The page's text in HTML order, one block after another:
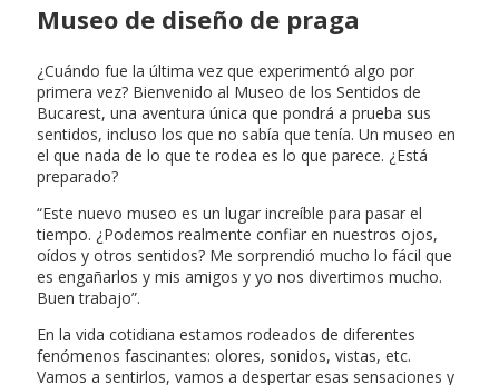
Museo de diseño de praga
¿Cuándo fue la última vez que experimentó algo por
primera vez? Bienvenido al Museo de los Sentidos de
Bucarest, una aventura única que pondrá a prueba sus
sentidos, incluso los que no sabía que tenía. Un museo en
el que nada de lo que te rodea es lo que parece. ¿Está
preparado?
“Este nuevo museo es un lugar increíble para pasar el
tiempo. ¿Podemos realmente confiar en nuestros ojos,
oídos y otros sentidos? Me sorprendió mucho lo fácil que
es engañarlos y mis amigos y yo nos divertimos mucho.
Buen trabajo”.
En la vida cotidiana estamos rodeados de diferentes
fenómenos fascinantes: olores, sonidos, vistas, etc.
Vamos a sentirlos, vamos a despertar esas sensaciones y